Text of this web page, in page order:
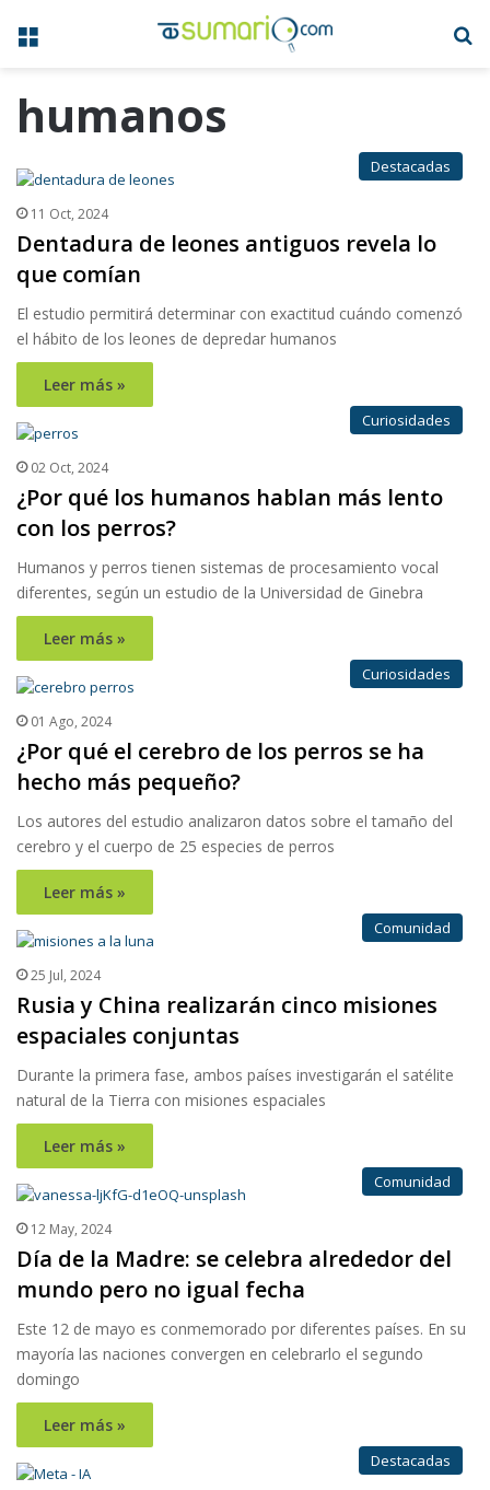
Menú
humanos
Destacadas
11 Oct, 2024
Dentadura de leones antiguos revela lo
que comían
El estudio permitirá determinar con exactitud cuándo comenzó
el hábito de los leones de depredar humanos
Leer más »
Curiosidades
02 Oct, 2024
¿Por qué los humanos hablan más lento
con los perros?
Humanos y perros tienen sistemas de procesamiento vocal
diferentes, según un estudio de la Universidad de Ginebra
Leer más »
Curiosidades
01 Ago, 2024
¿Por qué el cerebro de los perros se ha
hecho más pequeño?
Los autores del estudio analizaron datos sobre el tamaño del
cerebro y el cuerpo de 25 especies de perros
Leer más »
Comunidad
25 Jul, 2024
Rusia y China realizarán cinco misiones
espaciales conjuntas
Durante la primera fase, ambos países investigarán el satélite
natural de la Tierra con misiones espaciales
Leer más »
Comunidad
12 May, 2024
Día de la Madre: se celebra alrededor del
mundo pero no igual fecha
Este 12 de mayo es conmemorado por diferentes países. En su
mayoría las naciones convergen en celebrarlo el segundo
domingo
Leer más »
Destacadas